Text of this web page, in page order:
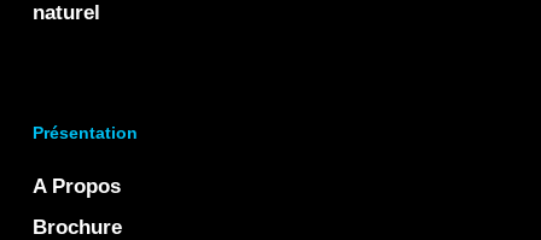
naturel
Présentation
A Propos
Brochure